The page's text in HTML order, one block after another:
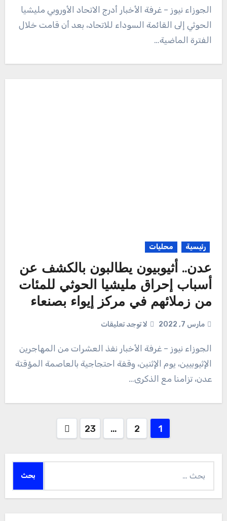
الجوزاء نيوز – غرفة الأخبار أدرج الاتحاد الأوروبي مليشيا
الحوثي إلى القائمة السوداء للاتحاد، بعد أن قامت خلال
الفترة الماضية…
رئيسية محليات
عدن.. أثيوبيون يطالبون بالكشف عن
أسباب إحراق مليشيا الحوثي للمئات
من زملائهم في مركز إيواء بصنعاء
مارس 7, 2022 لا توجد تعليقات
الإثيوبيين، يوم الإثنين، وقفة احتجاجية بالعاصمة المؤقتة
عدن، تزامنا مع الذكرى…
1
2
…
23
عن: